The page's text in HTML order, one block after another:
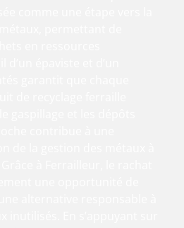
contribue à une
de la gestion des métaux à
à Ferrailleur, le rachat
une opportunité de
alternative responsable à
inutilisés. En s’appuyant sur